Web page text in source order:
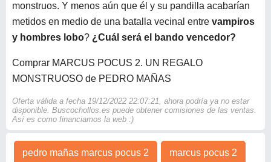
monstruos. Y menos aún que él y su pandilla acabarían
metidos en medio de una batalla vecinal entre vampiros
y hombres lobo? ¿Cuál será el bando vencedor?
Comprar MARCUS POCUS 2. UN REGALO
MONSTRUOSO de PEDRO MAÑAS
Oferta válida a fecha 19/12/2022 22:07:21, ahora podría ya no estar
disponible. Buscochollos.es puede obtener comisiones de las ventas.
Así es como financiamos la web :)
pedro mañas marcus pocus 2 marcus pocus 2